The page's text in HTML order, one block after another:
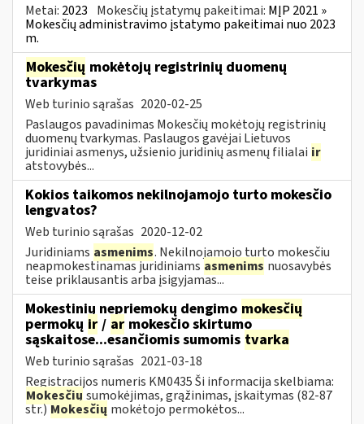
Metai: 2023 Mokesčių įstatymų pakeitimai: MĮP 2021 »
Mokesčių administravimo įstatymo pakeitimai nuo 2023
m.
Mokesčių mokėtojų registrinių duomenų
tvarkymas
Web turinio sąrašas 2020-02-25
Paslaugos pavadinimas Mokesčių mokėtojų registrinių
duomenų tvarkymas. Paslaugos gavėjai Lietuvos
juridiniai asmenys, užsienio juridinių asmenų filialai ir
atstovybės...
Kokios taikomos nekilnojamojo turto mokesčio
lengvatos?
Web turinio sąrašas 2020-12-02
Juridiniams asmenims. Nekilnojamojo turto mokesčiu
neapmokestinamas juridiniams asmenims nuosavybės
teise priklausantis arba įsigyjamas...
Mokestinių nepriemokų dengimo mokesčių
permokų ir / ar mokesčio skirtumo
sąskaitose...esančiomis sumomis tvarka
Web turinio sąrašas 2021-03-18
Registracijos numeris KM0435 Ši informacija skelbiama:
Mokesčių sumokėjimas, grąžinimas, įskaitymas (82-87
str.)Mokesčių mokėtojo permokėtos...